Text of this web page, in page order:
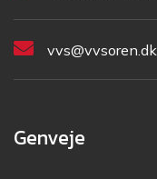
vvs@vvsoren.dk
Genveje